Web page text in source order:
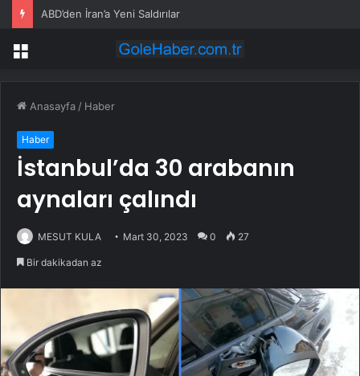
ABD’den İran’a Yeni Saldırılar
Menü
Anasayfa / Haber
Haber
İstanbul’da 30 arabanın
aynaları çalındı
MESUT KULA Mart 30, 2023 0 27
Bir dakikadan az